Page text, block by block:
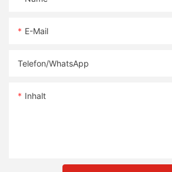
E-Mail
Telefon/WhatsApp
Inhalt